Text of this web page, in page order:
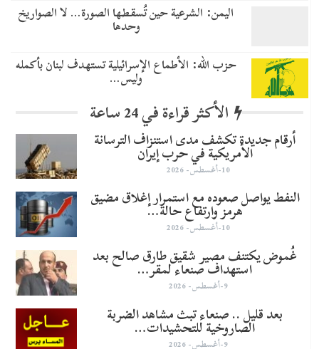
اليمن: الشرعية حين تُسقطها الصورة… لا الصواريخ
وحدها
حزب الله: الأطماع الإسرائيلية تستهدف لبنان بأكمله
وليس…
الأكثر قراءة في 24 ساعة
أرقام جديدة تكشف مدى استنزاف الترسانة
الأمريكية في حرب إيران
10-أغسطس- 2026
النفط يواصل صعوده مع استمرار إغلاق مضيق
هرمز وارتفاع حالة…
10-أغسطس- 2026
غُموض يكتنف مصير شقيق طارق صالح بعد
استهداف صنعاء لمقر…
9-أغسطس- 2026
بعد قليل .. صنعاء تبث مشاهد الضربة
الصاروخية للتحشيدات…
9-أغسطس- 2026